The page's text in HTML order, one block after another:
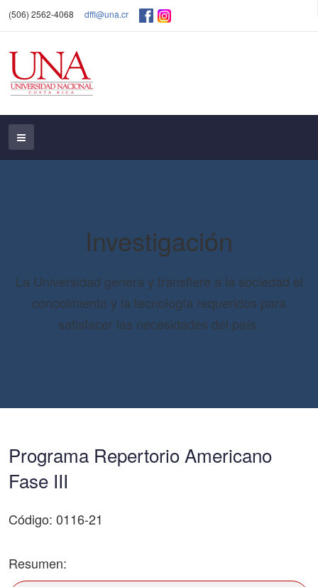
(506) 2562-4068 dffl@una.cr
Investigación
La Universidad genera y transfiere a la sociedad el
conocimiento y la tecnología requeridos para
satisfacer las necesidades del país.
Programa Repertorio Americano
Fase III
Código: 0116-21
Resumen: